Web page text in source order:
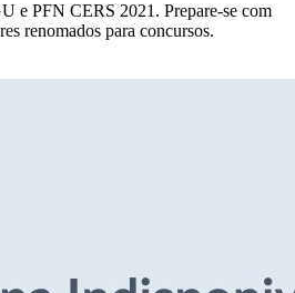
e PFN CERS 2021. Prepare-se com
renomados para concursos.